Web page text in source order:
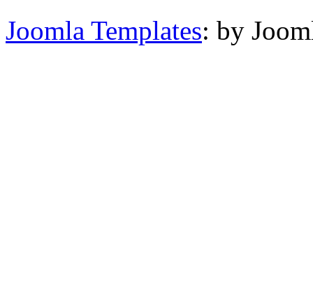
Joomla Templates: by